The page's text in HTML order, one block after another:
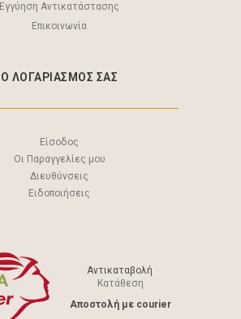
Εγγύηση Αντικατάστασης
Επικοινωνία
Ο ΛΟΓΑΡΙΑΣΜΟΣ ΣΑΣ
Είσοδος
Οι Παραγγελίες μου
Διευθύνσεις
Ειδοποιήσεις
Αντικαταβολή
Κατάθεση
Aποστολή με courier